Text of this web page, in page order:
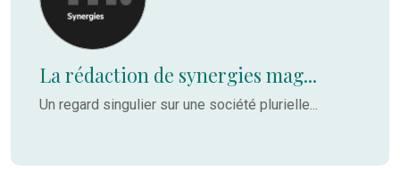
La rédaction de synergies mag...
Un regard singulier sur une société plurielle...